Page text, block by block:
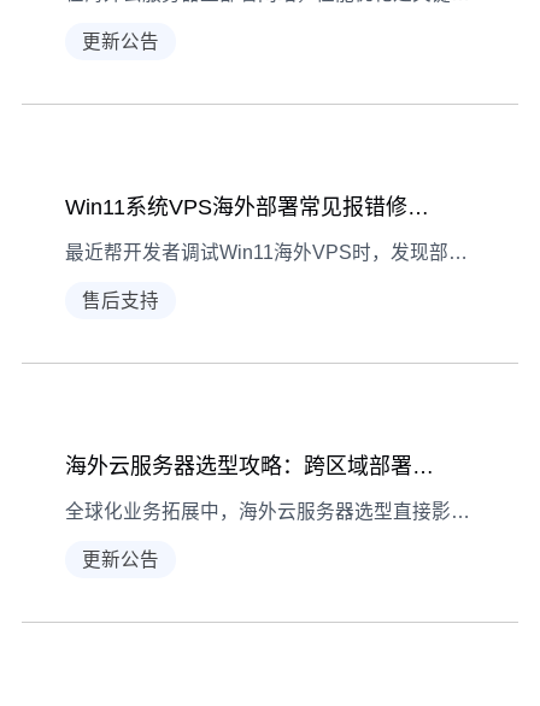
更新公告
Win11系统VPS海外部署常见报错修复指南
最近帮开发者调试Win11海外VPS时，发现部署阶段常被网络连接、软件安装、系统更新三类报错卡住。本文整理最常见的三个问题及解决经验，助你高效排障。
售后支持
海外云服务器选型攻略：跨区域部署实战指南
全球化业务拓展中，海外云服务器选型直接影响跨区域部署效果。本文从性能、安全、成本三大核心维度解析选型要点，并分享分布式部署的实战经验。
更新公告